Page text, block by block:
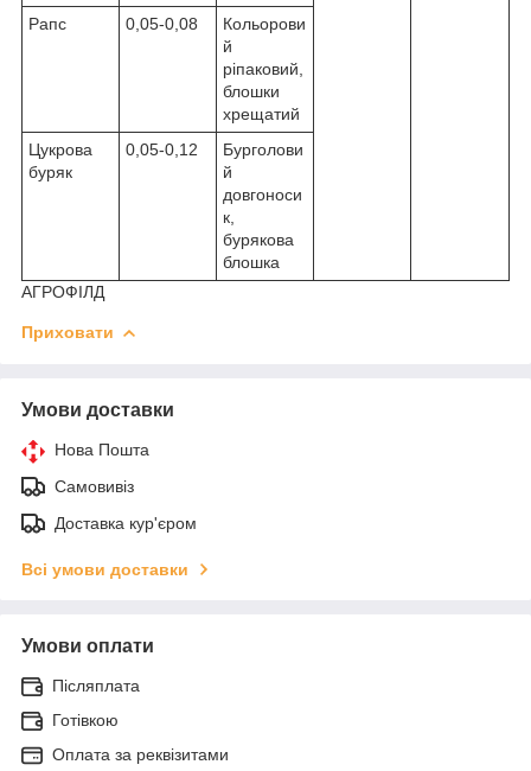
Рапс
0,05-0,08
Кольорови
й
ріпаковий,
блошки
хрещатий
Цукрова
буряк
0,05-0,12
Бурголови
й
довгоноси
к,
бурякова
блошка
АГРОФІЛД
Приховати
Умови доставки
Нова Пошта
Самовивіз
Доставка кур'єром
Всі умови доставки
Умови оплати
Післяплата
Готівкою
Оплата за реквізитами